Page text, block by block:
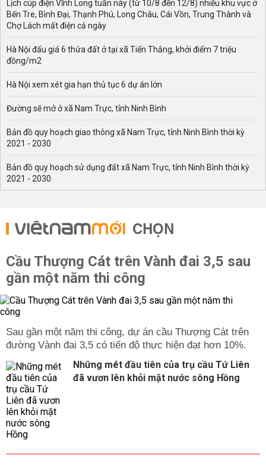
Lịch cúp điện Vĩnh Long tuần này (từ 10/8 đến 12/8) nhiều khu vực ở
Bến Tre, Bình Đại, Thạnh Phú, Long Châu, Cái Vồn, Trung Thành và
Chợ Lách mất điện cả ngày
Hà Nội đấu giá 6 thửa đất ở tại xã Tiến Thắng, khởi điểm 7 triệu
đồng/m2
Hà Nội xem xét gia hạn thủ tục 6 dự án lớn
Đường sẽ mở ở xã Nam Trực, tỉnh Ninh Bình
Bản đồ quy hoạch giao thông xã Nam Trực, tỉnh Ninh Bình thời kỳ
2021 - 2030
Bản đồ quy hoạch sử dụng đất xã Nam Trực, tỉnh Ninh Bình thời kỳ
2021 - 2030
CHỌN
Cầu Thượng Cát trên Vành đai 3,5 sau
gần một năm thi công
Sau gần một năm thi công, dự án cầu Thượng Cát trên
đường Vành đai 3,5 có tiến độ thực hiện đạt hơn 10%.
Những mét đầu tiên của trụ cầu Tứ Liên
đã vươn lên khỏi mặt nước sông Hồng